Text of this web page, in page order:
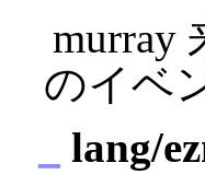
murray
のイベ
lang/